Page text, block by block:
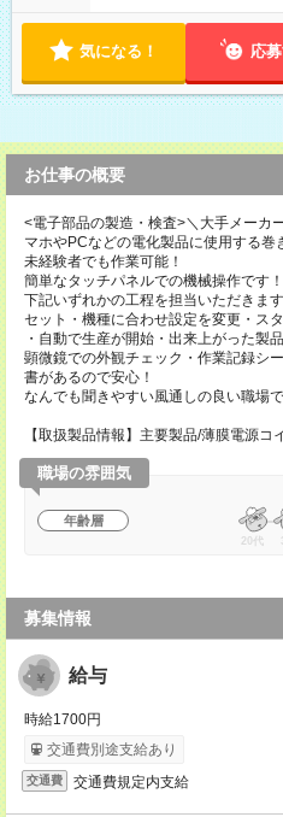
気になる！ 応
お仕事の概要
<電子部品の製造・検査>＼大手メーカ
マホやPCなどの電化製品に使用する巻
未経験者でも作業可能！
簡単なタッチパネルでの機械操作です！
下記いずれかの工程を担当いただきま
セット・機種に合わせ設定を変更・ス
・自動で生産が開始・出来上がった製
顕微鏡での外観チェック・作業記録シ
書があるので安心！
なんでも聞きやすい風通しの良い職場で
【取扱製品情報】主要製品/薄膜電源コ
職場の雰囲気
年齢層
20代
募集情報
給与
時給1700円
交通費別途支給あり
交通費 交通費規定内支給